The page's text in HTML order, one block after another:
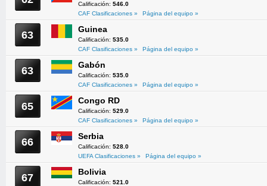
Calificación: 546.0
CAF Clasificaciones »
Página del equipo »
63 Guinea
Calificación: 535.0
CAF Clasificaciones »
Página del equipo »
63 Gabón
Calificación: 535.0
CAF Clasificaciones »
Página del equipo »
65 Congo RD
Calificación: 529.0
CAF Clasificaciones »
Página del equipo »
66 Serbia
Calificación: 528.0
UEFA Clasificaciones »
Página del equipo »
67 Bolivia
Calificación: 521.0